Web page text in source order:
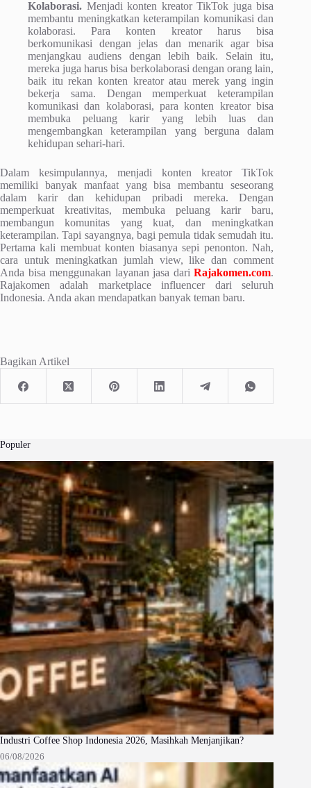
Kolaborasi. Menjadi konten kreator TikTok juga bisa
membantu meningkatkan keterampilan komunikasi dan
kolaborasi. Para konten kreator harus bisa
berkomunikasi dengan jelas dan menarik agar bisa
menjangkau audiens dengan lebih baik. Selain itu,
mereka juga harus bisa berkolaborasi dengan orang lain,
baik itu rekan konten kreator atau merek yang ingin
bekerja sama. Dengan memperkuat keterampilan
komunikasi dan kolaborasi, para konten kreator bisa
membuka peluang karir yang lebih luas dan
mengembangkan keterampilan yang berguna dalam
kehidupan sehari-hari.
Dalam kesimpulannya, menjadi konten kreator TikTok
memiliki banyak manfaat yang bisa membantu seseorang
dalam karir dan kehidupan pribadi mereka. Dengan
memperkuat kreativitas, membuka peluang karir baru,
membangun komunitas yang kuat, dan meningkatkan
keterampilan. Tapi sayangnya, bagi pemula tidak semudah itu.
Pertama kali membuat konten biasanya sepi penonton. Nah,
cara untuk meningkatkan jumlah view, like dan comment
Anda bisa menggunakan layanan jasa dariRajakomen.com.
Rajakomen adalah marketplace influencer dari seluruh
Indonesia. Anda akan mendapatkan banyak teman baru.
Bagikan Artikel
Populer
Industri Coffee Shop Indonesia 2026, Masihkah Menjanjikan?
06/08/2026